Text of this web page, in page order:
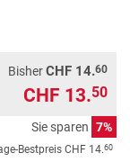
BisherCHF 14.60
CHF 13.50
Sie sparen 7%
Bestpreis CHF 14.60